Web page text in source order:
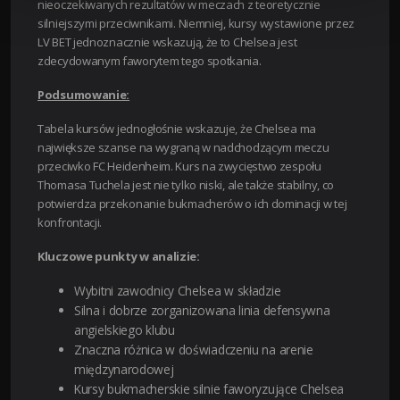
nieoczekiwanych rezultatów w meczach z teoretycznie
silniejszymi przeciwnikami. Niemniej, kursy wystawione przez
LV BET jednoznacznie wskazują, że to Chelsea jest
zdecydowanym faworytem tego spotkania.
Podsumowanie:
Tabela kursów jednogłośnie wskazuje, że Chelsea ma
największe szanse na wygraną w nadchodzącym meczu
przeciwko FC Heidenheim. Kurs na zwycięstwo zespołu
Thomasa Tuchela jest nie tylko niski, ale także stabilny, co
potwierdza przekonanie bukmacherów o ich dominacji w tej
konfrontacji.
Kluczowe punkty w analizie:
Wybitni zawodnicy Chelsea w składzie
Silna i dobrze zorganizowana linia defensywna
angielskiego klubu
Znaczna różnica w doświadczeniu na arenie
międzynarodowej
Kursy bukmacherskie silnie faworyzujące Chelsea